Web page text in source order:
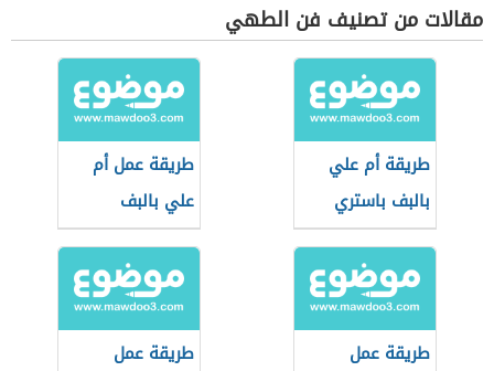
مقالات من تصنيف فن الطهي
طريقة أم علي
بالبف باستري
طريقة عمل أم
علي بالبف
باستري
طريقة عمل
طريقة عمل